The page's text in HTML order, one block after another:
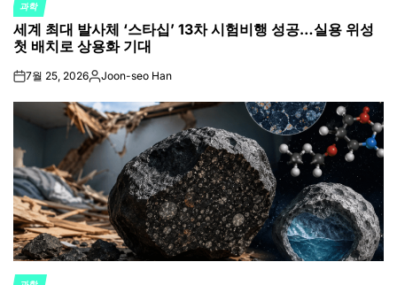
POSTED
IN
과학
세계 최대 발사체 ‘스타십’ 13차 시험비행 성공…실용 위성
첫 배치로 상용화 기대
on7월 25, 2026Posted
Joon-seo Han